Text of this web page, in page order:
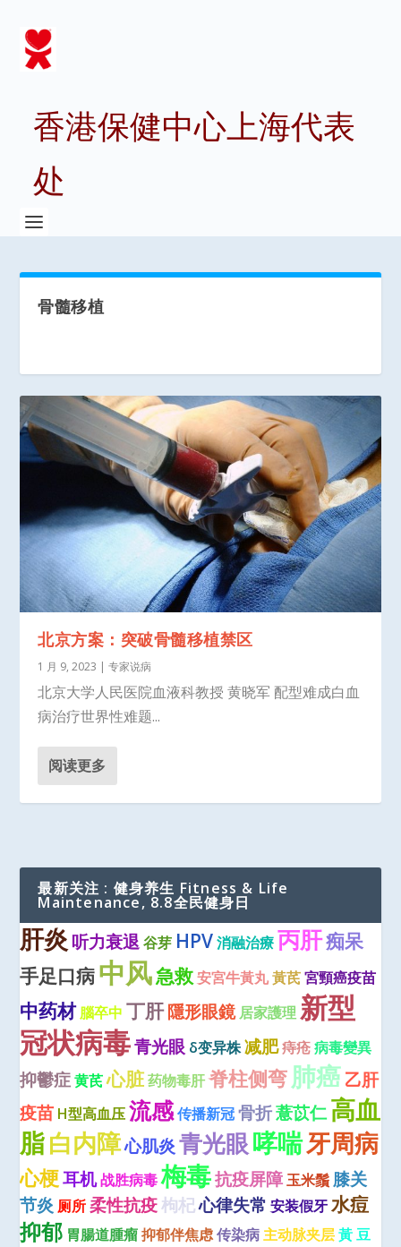
香港保健中心上海代表
处
骨髓移植
北京方案：突破骨髓移植禁区
1 月 9, 2023 |专家说病
北京大学人民医院血液科教授 黄晓军 配型难成白血
病治疗世界性难题...
阅读更多
最新关注 : 健身养生 Fitness & Life
Maintenance, 8.8全民健身日
肝炎 听力衰退 谷芽 HPV 消融治療 丙肝痴呆
手足口病中风急救 安宮牛黃丸黃芪 宮頸癌疫苗
中药材 腦卒中 丁肝隱形眼鏡 居家護理 新型
冠状病毒青光眼 δ变异株减肥痔疮 病毒變異
抑鬱症 黄芪 心脏药物毒肝脊柱侧弯肺癌乙肝
疫苗 H型高血压 流感 传播新冠 骨折薏苡仁高血
脂白内障心肌炎 青光眼哮喘牙周病
心梗耳机战胜病毒 梅毒抗疫屏障 玉米鬚 膝关
节炎 厕所 柔性抗疫枸杞心律失常 安装假牙 水痘
抑郁 胃腸道腫瘤 抑郁伴焦虑传染病 主动脉夹层 黃 豆